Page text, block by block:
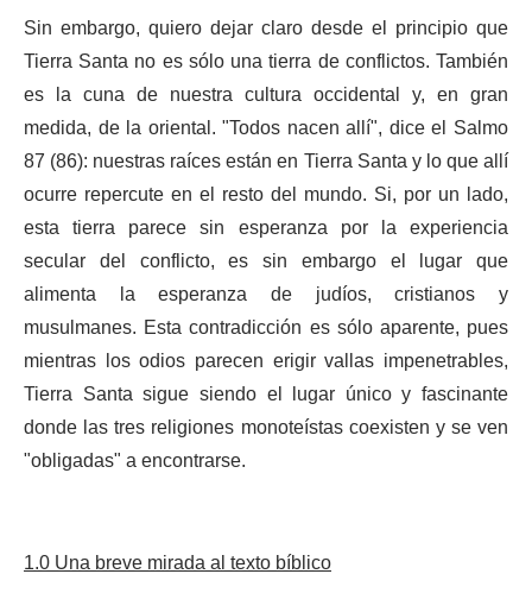
Sin embargo, quiero dejar claro desde el principio que
Tierra Santa no es sólo una tierra de conflictos. También
es la cuna de nuestra cultura occidental y, en gran
medida, de la oriental. "Todos nacen allí", dice el Salmo
87 (86): nuestras raíces están en Tierra Santa y lo que allí
ocurre repercute en el resto del mundo. Si, por un lado,
esta tierra parece sin esperanza por la experiencia
secular del conflicto, es sin embargo el lugar que
alimenta la esperanza de judíos, cristianos y
musulmanes. Esta contradicción es sólo aparente, pues
mientras los odios parecen erigir vallas impenetrables,
Tierra Santa sigue siendo el lugar único y fascinante
donde las tres religiones monoteístas coexisten y se ven
"obligadas" a encontrarse.
1.0 Una breve mirada al texto bíblico